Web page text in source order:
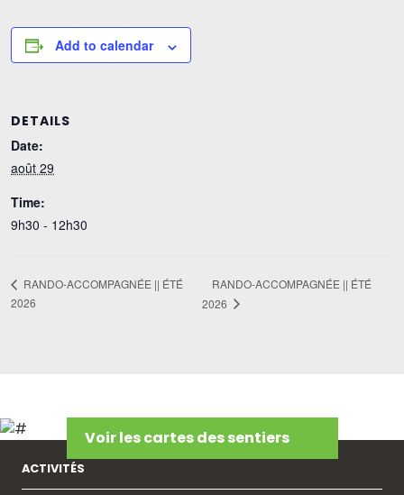
Add to calendar
DETAILS
Date:
août 29
Time:
9h30 - 12h30
RANDO-ACCOMPAGNÉE || ÉTÉ
2026
RANDO-ACCOMPAGNÉE || ÉTÉ
2026
Voir les cartes des sentiers
ACTIVITÉS